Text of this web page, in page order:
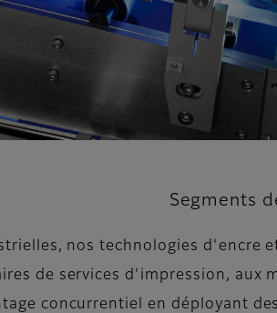
Segments
nos technologies d'encre
de services d'impression,
concurrentiel en déployant